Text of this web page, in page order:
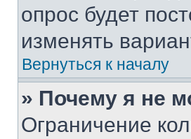
опрос будет
изменять
Вернуться к началу
» Почему я не
Ограничение